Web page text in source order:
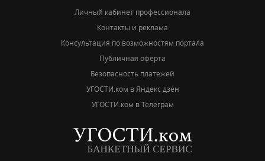
Личный кабинет профессионала
Контакты и реклама
Консультация по возможностям портала
Публичная оферта
Безопасность платежей
УГОСТИ.ком в Яндекс дзен
УГОСТИ.ком в Телеграм